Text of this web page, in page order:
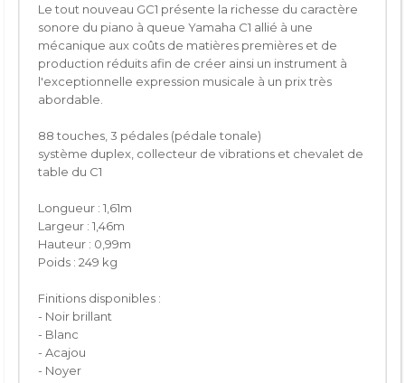
Le tout nouveau GC1 présente la richesse du caractère
sonore du piano à queue Yamaha C1 allié à une
mécanique aux coûts de matières premières et de
production réduits afin de créer ainsi un instrument à
l'exceptionnelle expression musicale à un prix très
abordable.
88 touches, 3 pédales (pédale tonale)
système duplex, collecteur de vibrations et chevalet de
table du C1
Longueur : 1,61m
Largeur : 1,46m
Hauteur : 0,99m
Poids : 249 kg
Finitions disponibles :
- Noir brillant
- Blanc
- Acajou
- Noyer